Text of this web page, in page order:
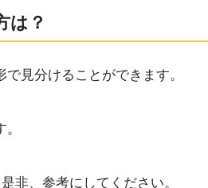
は？
見分けることができます。
非、参考にしてください。